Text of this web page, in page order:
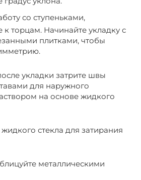
со ступеньками,
к торцам. Начинайте укладку с
плитками, чтобы
укладки затрите швы
для наружного
на основе жидкого
стекла для затирания
металлическими